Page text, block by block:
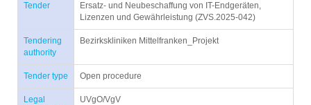
Tender
Ersatz- und Neubeschaffung von IT-Endgeräten,
Lizenzen und Gewährleistung (ZVS.2025-042)
Tendering
authority
Bezirkskliniken Mittelfranken_Projekt
Tender type Open procedure
Legal
UVgO/VgV